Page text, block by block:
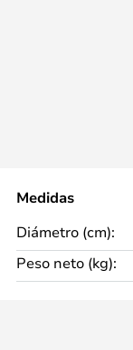
Medidas
Diámetro (cm):
Peso neto (kg):